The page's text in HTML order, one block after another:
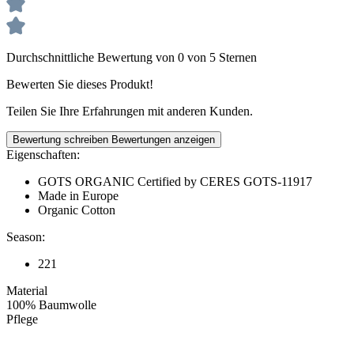
Durchschnittliche Bewertung von 0 von 5 Sternen
Bewerten Sie dieses Produkt!
Teilen Sie Ihre Erfahrungen mit anderen Kunden.
Bewertung schreiben Bewertungen anzeigen
Eigenschaften:
GOTS ORGANIC Certified by CERES GOTS-11917
Made in Europe
Organic Cotton
Season:
221
Material
100% Baumwolle
Pflege